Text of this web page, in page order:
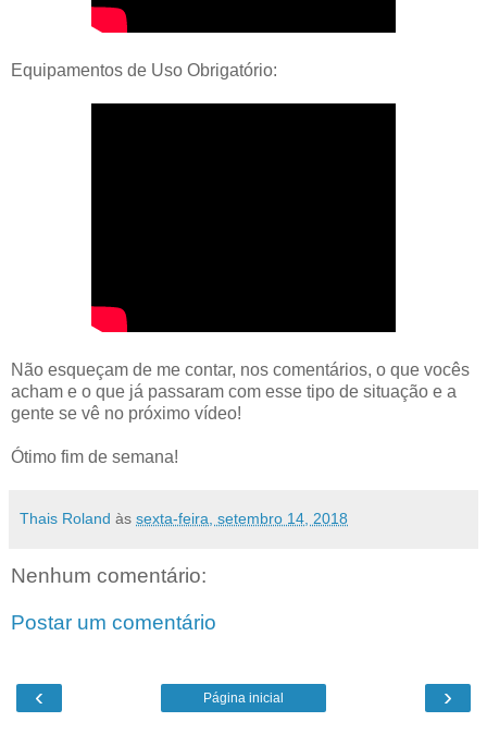
Equipamentos de Uso Obrigatório:
Não esqueçam de me contar, nos comentários, o que vocês
acham e o que já passaram com esse tipo de situação e a
gente se vê no próximo vídeo!
Ótimo fim de semana!
Thais Roland às sexta-feira, setembro 14, 2018
Nenhum comentário:
Postar um comentário
‹ ›
Página inicial